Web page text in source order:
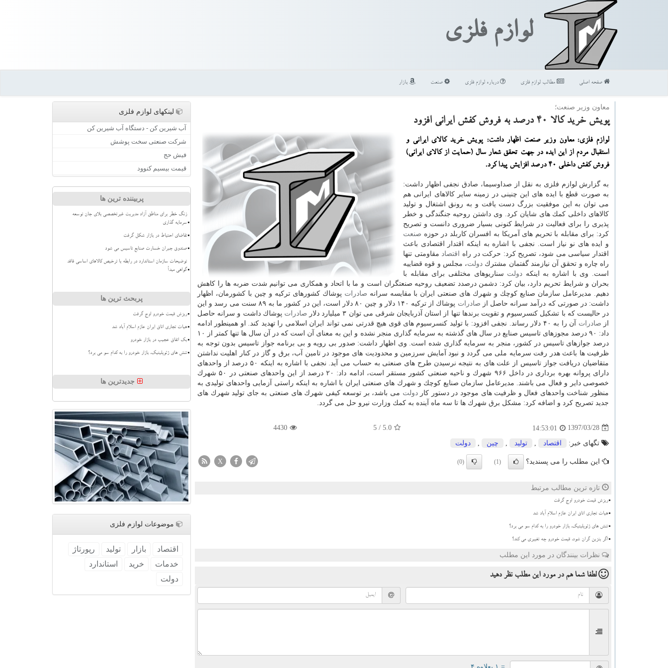
لوازم فلزی
صفحه اصلی مطالب لوازم فلزی درباره لوازم فلزی صنعت بازار
معاون وزیر صنعت؛
پویش خرید كالا ۴۰ درصد به فروش كفش ایرانی افزود
لوازم فلزی: معاون وزیر صنعت اظهار داشت: پویش خرید كالای ایرانی و
استقبال مردم از این ایده در جهت تحقق شعار سال (حمایت از كالای ایرانی)
فروش كفش داخلی ۴۰ درصد افزایش پیدا كرد.
به گزارش لوازم فلزی به نقل از صداوسیما، صادق نجفی اظهار داشت:
به صورت قطع با ایده های این چنینی در زمینه سایر كالاهای ایرانی هم
می توان به این موفقیت بزرگ دست یافت و به رونق اشتغال و تولید
كالاهای داخلی كمك های شایان كرد. وی داشتن روحیه جنگندگی و خطر
پذیری را برای فعالیت در شرایط كنونی بسیار ضروری دانست و تصریح
كرد: برای مقابله با تحریم های آمریكا به افسران كاربلد در حوزه صنعت
و ایده های نو نیاز است. نجفی با اشاره به اینكه اقتدار اقتصادی باعث
اقتدار سیاسی می شود، تصریح كرد: حركت در راه
اقتصاد مقاومتی تنها
راه چاره و تحقق آن نیازمند گفتمان مشترك دولت، مجلس و قوه قضاییه
است. وی با اشاره به اینكه دولت سناریوهای مختلفی برای مقابله با
بحران و شرایط تحریم دارد، بیان كرد: دشمن درصدد تضعیف روحیه صنعتگران است و ما با اتحاد و همكاری می توانیم شدت ضربه ها را كاهش
دهیم. مدیرعامل سازمان صنایع كوچك و شهرك های صنعتی ایران با مقایسه سرانه صادرات پوشاك كشورهای تركیه و چین با كشورمان، اظهار
داشت: در صورتی كه درآمد سرانه حاصل از صادرات
پوشاك از تركیه ۱۴۰ دلار و چین ۸۰ دلار است، این در كشور ما به ۸۹ سنت می رسد و این
در حالیست كه با تشكیل كنسرسیوم و تقویت برندها تنها از استان آذربایجان شرقی می توان ۳ میلیارد دلار
صادرات پوشاك داشت و سرانه حاصل
از صادرات
آن را به ۴۰ دلار رساند. نجفی افزود: با تولید كنسرسیوم های قوی هیچ قدرتی نمی تواند ایران اسلامی را تهدید كند. او همینطور ادامه
داد: ۹۰ درصد مجوزهای تاسیس صنایع در سال های گذشته به سرمایه گذاری منجر نشده و این به معنای آن است كه در آن سال ها تنها كمتر از ۱۰
درصد جوازهای تاسیس در كشور، منجر به سرمایه گذاری شده است. وی اظهار داشت: صدور بی رویه و بی برنامه جواز تاسیس بدون توجه به
ظرفیت ها باعث هدر رفت سرمایه ملی می گردد و نبود آمایش سرزمین و محدودیت های موجود در تامین آب، برق و گاز در كنار اهلیت نداشتن
متقاضیان دریافت جواز تاسیس از علت های به نتیجه نرسیدن طرح های صنعتی به حساب می آید. نجفی با اشاره به اینكه ۵۰ درصد از واحدهای
دارای پروانه بهره برداری در داخل ۹۶۶ شهرك و ناحیه صنعتی كشور مستقر است، ادامه داد: ۲۰ درصد از این واحدهای صنعتی در ۵۰ شهرك
خصوصی دایر و فعال می باشند. مدیرعامل سازمان صنایع كوچك و شهرك های صنعتی ایران با اشاره به اینكه راستی آزمایی واحدهای تولیدی به
منظور شناخت واحدهای فعال و ظرفیت های موجود در دستور كاردولت می باشد، بر توسعه كیفی شهرك های صنعتی به جای تولید شهرك های
جدید تصریح كرد و اضافه كرد: مشكل برق شهرك ها تا سه ماه آینده به كمك وزارت نیرو حل می گردد.
1397/03/28
14:53:01
5.0
/ 5
4430
تگهای خبر: اقتصاد تولید چین دولت
این مطلب را می پسندید؟ (1)
(0)
X
تازه ترین مطالب مرتبط
ریزش قیمت خودرو اوج گرفت
هیات تجاری اتاق ایران عازم اسلام آباد شد
تنش های ژئوپلیتیک، بازار خودرو را به کدام سو می برد؟
اگر بنزین گران شود، قیمت خودرو چه تغییری می کند؟
نظرات بینندگان در مورد این مطلب
لطفا شما همدر مورد این مطلب نظر دهید
لینکهای لوازم فلزی
آب شیرین کن - دستگاه آب شیرین کن
شرکت صنعتی سخت پوشش
فیش حج
قیمت بیسیم کنوود
پربیننده ترین ها
زنگ خطر برای مناطق آزاد مدیریت غیرتخصصی بلای جان توسعه
سرمایه گذاری
تقاضای احتیاط در بازار شکل گرفت
صندوق جبران خسارت صنایع تاسیس می شود
توضیحات سازمان استاندارد در رابطه با ترخیص کالاهای اساسی فاقد
گواهی مبدأ
پربحث ترین ها
ریزش قیمت خودرو اوج گرفت
هیات تجاری اتاق ایران عازم اسلام آباد شد
بک اتفاق عجیب در بازار خودرو
تنش های ژئوپلیتیک، بازار خودرو را به کدام سو می برد؟
جدیدترین ها
موضوعات لوازم فلزی
اقتصاد بازار تولید
رپورتاژ
خدمات
خرید
استاندارد
دولت